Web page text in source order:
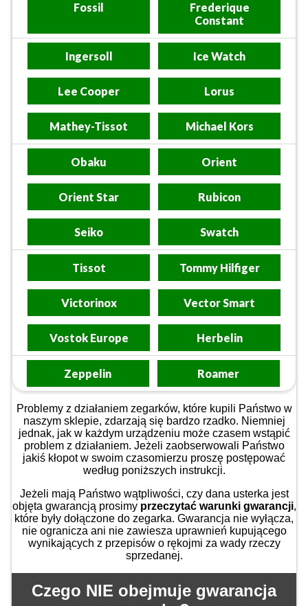
Fossil
Frederique
Constant
Ingersoll Ice Watch
Lee Cooper Lorus
Mathey-Tissot Michael Kors
Obaku Orient
Orient Star Rubicon
Seiko Swatch
Tissot Tommy Hilfiger
Victorinox Vector Smart
Vostok Europe Herbelin
Zeppelin Roamer
Problemy z działaniem zegarków, które kupili Państwo w
naszym sklepie, zdarzają się bardzo rzadko. Niemniej
jednak, jak w każdym urządzeniu może czasem wstąpić
problem z działaniem. Jeżeli zaobserwowali Państwo
jakiś kłopot w swoim czasomierzu proszę postępować
według poniższych instrukcji.
Jeżeli mają Państwo wątpliwości, czy dana usterka jest
objęta gwarancją prosimy przeczytać warunki gwarancji,
które były dołączone do zegarka. Gwarancja nie wyłącza,
nie ogranicza ani nie zawiesza uprawnień kupującego
wynikających z przepisów o rękojmi za wady rzeczy
sprzedanej.
Czego NIE obejmuje gwarancja